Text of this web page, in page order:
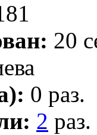
20
0 раз.
2 раз.